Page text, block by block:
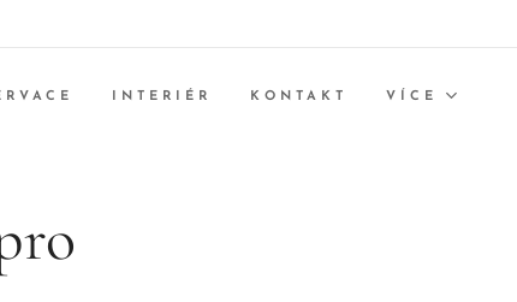
INTERIÉR KONTAKT VÍCE